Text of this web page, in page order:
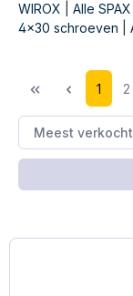
WIROX
Alle
4x30 schroeven
1 2